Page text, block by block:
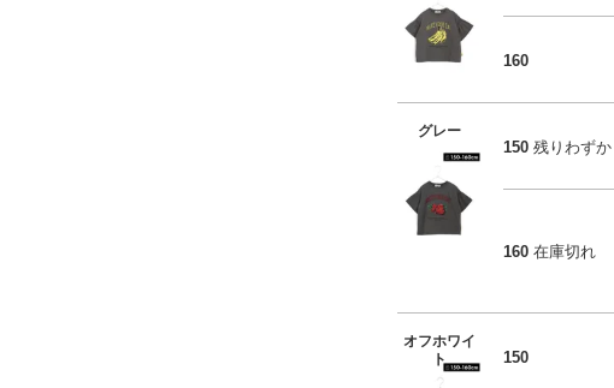
160
グレー
150 残りわずか
160 在庫切れ
オフホワイ
ト
150